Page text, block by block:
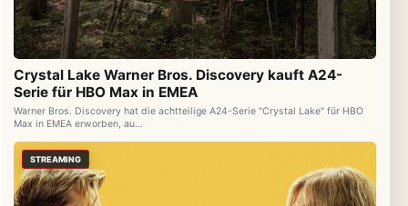
Crystal Lake Warner Bros. Discovery kauft A24-
Serie für HBO Max in EMEA
Warner Bros. Discovery hat die achtteilige A24-Serie "Crystal Lake" für HBO
Max in EMEA erworben, au…
STREAMING